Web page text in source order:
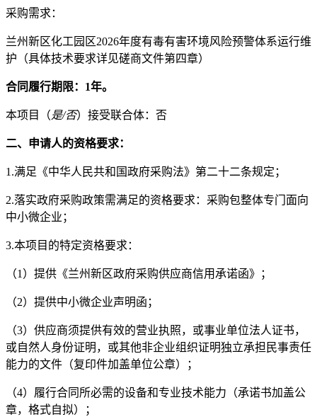
采购需求：
兰州新区化工园区2026年度有毒有害环境风险预警体系运行维
护 （具体技术要求详见磋商文件第四章）
合同履行期限： 1年。
本项目 （是/否） 接受联合体： 否
二、申请人的资格要求：
1.满足《中华人民共和国政府采购法》第二十二条规定；
2.落实政府采购政策需满足的资格要求： 采购包整体专门面向
中小微企业 ；
3.本项目的特定资格要求：
（1 ） 提供《兰州新区政府采购供应商信用承诺函》；
（2） 提供中小微企业声明函；
（3） 供应商须提供有效的营业执照，或事业单位法人证书，
或自然人身份证明，或其他非企业组织证明独立承担民事责任
能力的文件 （复印件加盖单位公章） ；
（4）履行合同所必需的设备和专业技术能力（承诺书加盖公
章，格式自拟）
；